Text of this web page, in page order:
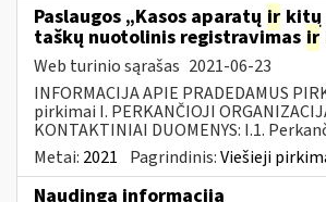
Paslaugos „Kasos aparatų ir kitų
taškų nuotolinis registravimas ir
Web turinio sąrašas 2021-06-23
INFORMACIJA APIE PRADEDAMUS
pirkimai I. PERKANČIOJI
KONTAKTINIAI DUOMENYS: I.1.
Metai: 2021 Pagrindinis:Viešieji
Naudinga informacija